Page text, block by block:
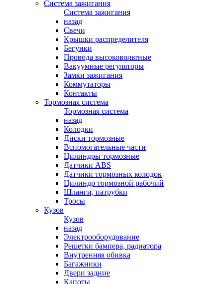
Система зажигания
Система зажигания
назад
Свечи
Крышки распределителя
Бегунки
Провода высоковольтные
Вакуумные регуляторы
Замки зажигания
Коммутаторы
Контакты
Тормозная система
Тормозная система
назад
Колодки
Диски тормозные
Вспомогательные части
Цилиндры тормозные
Датчики ABS
Датчики тормозных колодок
Цилиндр тормозной рабочий
Шланги, патрубки
Тросы
Кузов
Кузов
назад
Электрооборудование
Решетки бампера, радиатора
Внутренняя обивка
Багажники
Двери задние
Капоты